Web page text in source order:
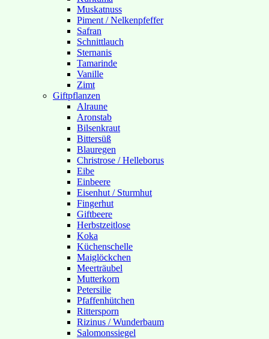
Muskatnuss
Piment / Nelkenpfeffer
Safran
Schnittlauch
Sternanis
Tamarinde
Vanille
Zimt
Giftpflanzen
Alraune
Aronstab
Bilsenkraut
Bittersüß
Blauregen
Christrose / Helleborus
Eibe
Einbeere
Eisenhut / Sturmhut
Fingerhut
Giftbeere
Herbstzeitlose
Koka
Küchenschelle
Maiglöckchen
Meerträubel
Mutterkorn
Petersilie
Pfaffenhütchen
Rittersporn
Rizinus / Wunderbaum
Salomonssiegel